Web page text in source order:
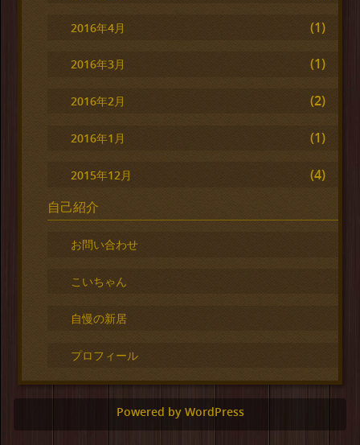
2016年4月 (1)
2016年3月 (1)
2016年2月 (2)
2016年1月 (1)
2015年12月
(4)
自己紹介
お問い合わせ
こいちゃん
自慢の新居
プロフィール
Powered by WordPress